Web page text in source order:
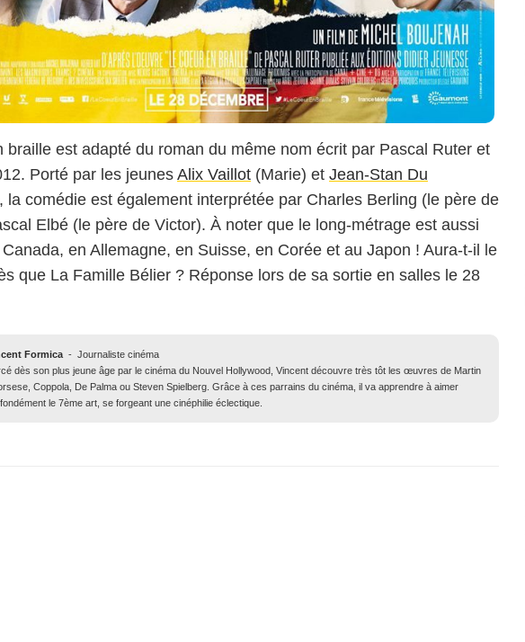
braille est adapté du roman du même nom écrit par Pascal Ruter et
Porté par les jeunes Alix Vaillot (Marie) et Jean-Stan Du
la comédie est également interprétée par Charles Berling (le père de
Elbé (le père de Victor). À noter que le long-métrage est aussi
en Allemagne, en Suisse, en Corée et au Japon ! Aura-t-il le
que La Famille Bélier ? Réponse lors de sa sortie en salles le 28
Formica - Journaliste cinéma
dès son plus jeune âge par le cinéma du Nouvel Hollywood, Vincent découvre très tôt les œuvres de Martin
Coppola, De Palma ou Steven Spielberg. Grâce à ces parrains du cinéma, il va apprendre à aimer
le 7ème art, se forgeant une cinéphilie éclectique.